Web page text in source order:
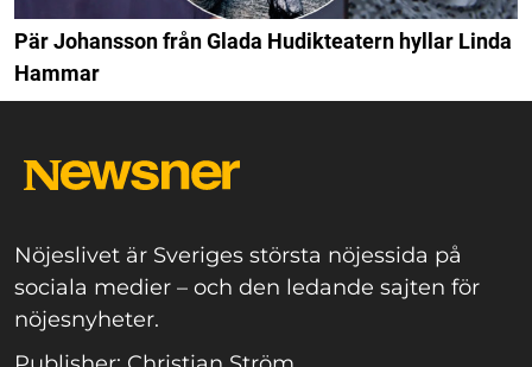
Pär Johansson från Glada Hudikteatern hyllar Linda
Hammar
Nöjeslivet är Sveriges största nöjessida på
sociala medier – och den ledande sajten för
nöjesnyheter.